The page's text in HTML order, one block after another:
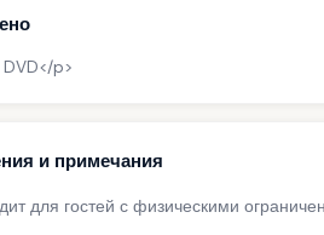
DVD</p>
и примечания
для гостей с физическими